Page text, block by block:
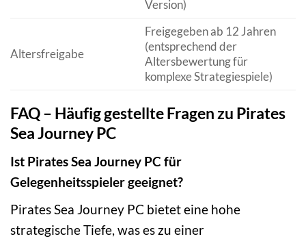
Version)
Altersfreigabe
Freigegeben ab 12 Jahren
(entsprechend der
Altersbewertung für
komplexe Strategiespiele)
FAQ – Häufig gestellte Fragen zu Pirates
Sea Journey PC
Ist Pirates Sea Journey PC für
Gelegenheitsspieler geeignet?
Pirates Sea Journey PC bietet eine hohe
strategische Tiefe, was es zu einer